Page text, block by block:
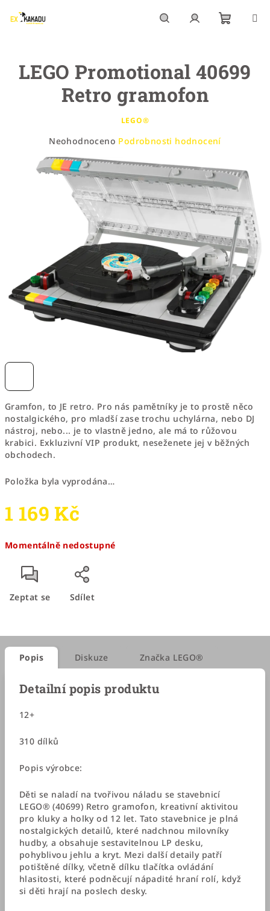
košík
Gramfon, to JE retro. Pro nás pamětníky je to prostě něco
nostalgického, pro mladší zase trochu uchylárna, nebo DJ
nástroj, nebo... je to vlastně jedno, ale má to růžovou
krabici. Exkluzivní VIP produkt, neseženete jej v běžných
obchodech.
Položka byla vyprodána…
1 169 Kč
cena:
Momentálně nedostupné
Zeptat se Sdílet
LEGO Promotional 40699
Retro gramofon
LEGO®
Průměrné
produktu
je
hvězdiček.
Neohodnoceno Podrobnosti hodnocení
Popis Diskuze Značka LEGO®
Detailní popis produktu
12+
310 dílků
Popis výrobce:
Děti se naladí na tvořivou náladu se stavebnicí
LEGO® (40699) Retro gramofon, kreativní aktivitou
pro kluky a holky od 12 let. Tato stavebnice je plná
nostalgických detailů, které nadchnou milovníky
hudby, a obsahuje sestavitelnou LP desku,
pohyblivou jehlu a kryt. Mezi další detaily patří
potištěné dílky, včetně dílku tlačítka ovládání
hlasitosti, které podněcují nápadité hraní rolí, když
si děti hrají na poslech desky.